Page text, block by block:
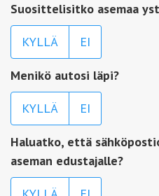
Suosittelisitko asemaa
KYLLÄ EI
Menikö autosi läpi?
KYLLÄ EI
Haluatko, että
aseman edustajalle?